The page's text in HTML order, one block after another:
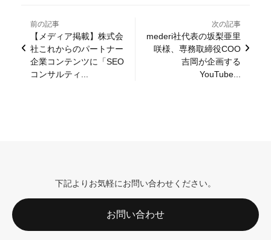
前の記事
【メディア掲載】株式会
社これからのパートナー
企業コンテンツに「SEO
コンサルティ...
次の記事
mederi社代表の坂梨亜里
咲様、専務取締役COO
吉岡が企画する
YouTube...
下記よりお気軽にお問い合わせください。
お問い合わせ